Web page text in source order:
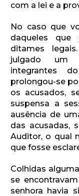
com a lei e a
No caso que
daqueles que
ditames
julgado um
integrantes
prolongou-se
os acusados,
suspensa a
ausência de
das acusadas,
Auditor, o qual
que fosse
Colhidas
se
senhora havia